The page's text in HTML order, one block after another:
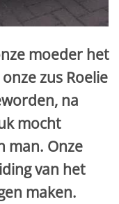
moeder het
zus Roelie
na
mocht
man. Onze
van het
maken.